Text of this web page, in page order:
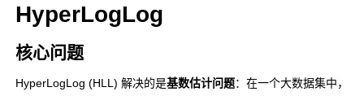
HyperLogLog
核心问题
HyperLogLog (HLL) 解决的是基数估计问题：在一个大数据集中，